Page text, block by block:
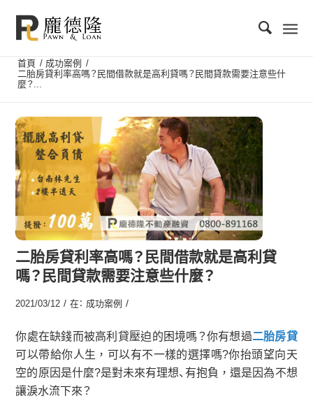
首頁 / 成功案例
/
二胎房貸利率高嗎？民間借款就是高利貸嗎？民間貸款需要注意些什
麼？...
二胎房貸利率高嗎？民間借款就是高利貸
嗎？民間貸款需要注意些什麼？
2021/03/12 / 在： 成功案例 /
你處在缺錢而被高利貸壓迫的困境嗎？你有想過二胎房貸
可以帶給你人生，可以有不一樣的選擇嗎?你抬頭望向天
空的原因是什麼?是對未來有理想、有抱負，還是因為不想
讓淚水流下來？